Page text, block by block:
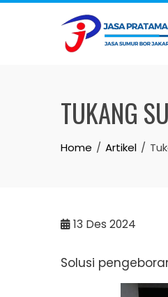
Skip
TUKANG
Home Artikel
13 Des 2024
Solusi